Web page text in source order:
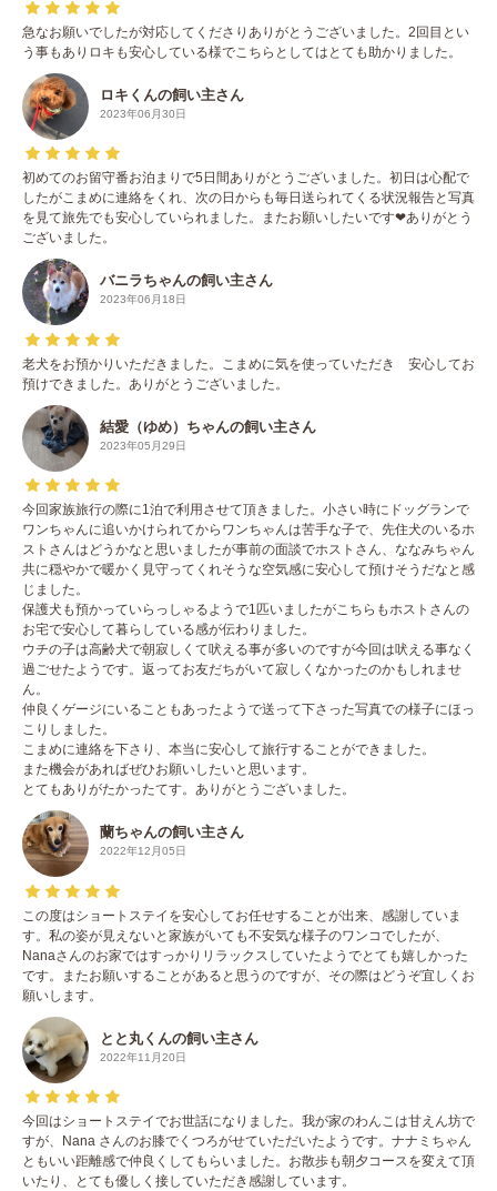
急なお願いでしたが対応してくださりありがとうございました。2回目とい
う事もありロキも安心している様でこちらとしてはとても助かりました。
ロキくんの飼い主さん
2023年06月30日
初めてのお留守番お泊まりで5日間ありがとうございました。初日は心配で
したがこまめに連絡をくれ、次の日からも毎日送られてくる状況報告と写真
を見て旅先でも安心していられました。またお願いしたいです❤︎ありがとう
ございました。
バニラちゃんの飼い主さん
2023年06月18日
老犬をお預かりいただきました。こまめに気を使っていただき 安心してお
預けできました。ありがとうございました。
結愛（ゆめ）ちゃんの飼い主さん
2023年05月29日
今回家族旅行の際に1泊で利用させて頂きました。小さい時にドッグランで
ワンちゃんに追いかけられてからワンちゃんは苦手な子で、先住犬のいるホ
ストさんはどうかなと思いましたが事前の面談でホストさん、ななみちゃん
共に穏やかで暖かく見守ってくれそうな空気感に安心して預けそうだなと感
じました。
保護犬も預かっていらっしゃるようで1匹いましたがこちらもホストさんの
お宅で安心して暮らしている感が伝わりました。
ウチの子は高齢犬で朝寂しくて吠える事が多いのですが今回は吠える事なく
過ごせたようです。返ってお友だちがいて寂しくなかったのかもしれませ
ん。
仲良くゲージにいることもあったようで送って下さった写真での様子にほっ
こりしました。
こまめに連絡を下さり、本当に安心して旅行することができました。
また機会があればぜひお願いしたいと思います。
とてもありがたかったてす。ありがとうございました。
蘭ちゃんの飼い主さん
2022年12月05日
この度はショートステイを安心してお任せすることが出来、感謝していま
す。私の姿が見えないと家族がいても不安気な様子のワンコでしたが、
Nanaさんのお家ではすっかりリラックスしていたようでとても嬉しかった
です。またお願いすることがあると思うのですが、その際はどうぞ宜しくお
願いします。
とと丸くんの飼い主さん
2022年11月20日
今回はショートステイでお世話になりました。我が家のわんこは甘えん坊で
すが、Nana さんのお膝でくつろがせていただいたようです。ナナミちゃん
ともいい距離感で仲良くしてもらいました。お散歩も朝夕コースを変えて頂
いたり、とても優しく接していただき感謝しています。